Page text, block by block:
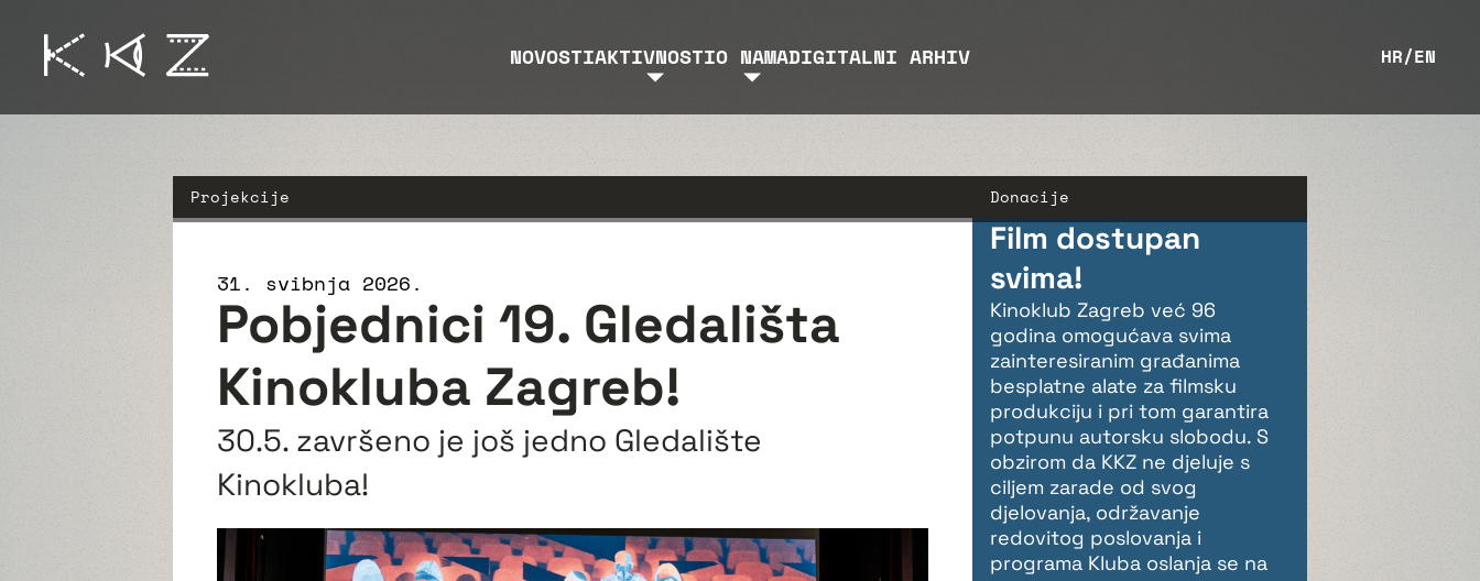
NOVOSTIAKTIVNOSTIO NAMADIGITALNI ARHIV HR/EN
Projekcije
31. svibnja 2026.
Pobjednici 19. Gledališta
Kinokluba Zagreb!
30.5. završeno je još jedno Gledalište
Kinokluba!
Donacije
Film dostupan
svima!
Kinoklub Zagreb već 96
godina omogućava svima
zainteresiranim građanima
besplatne alate za filmsku
produkciju i pri tom garantira
potpunu autorsku slobodu. S
obzirom da KKZ ne djeluje s
ciljem zarade od svog
djelovanja, održavanje
redovitog poslovanja i
programa Kluba oslanja se na